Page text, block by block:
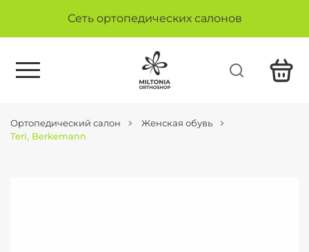
Сеть ортопедических салонов
Ортопедический салон
Женская обувь
Teri, Berkemann